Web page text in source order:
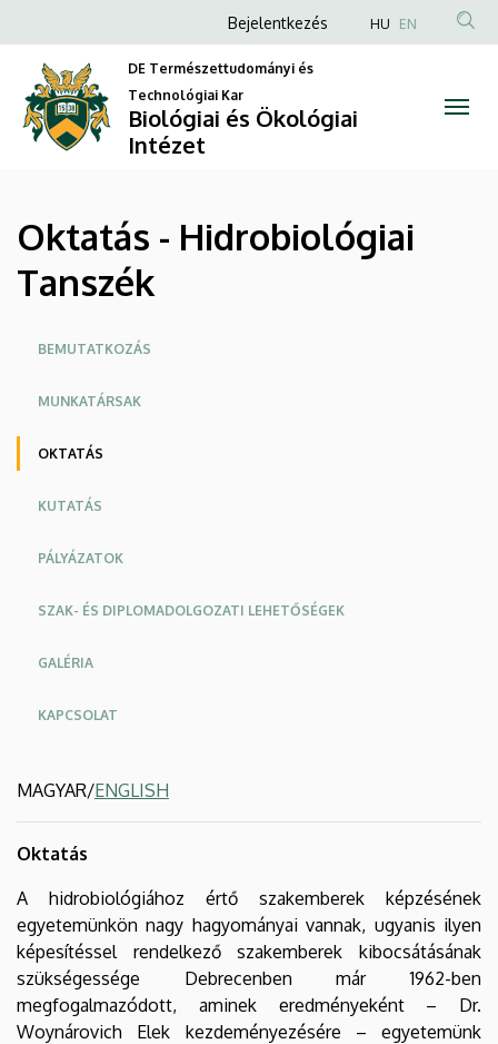
Hidrobiológiai
Tanszék
Biológiai
és
Ökológiai
Intézet
a
tartalomra
Anonim
Felhasználói
fiók
menüje
Bejelentkezés HU EN
DE Természettudományi és
Technológiai Kar
Biológiai és Ökológiai
Intézet
Oktatás - Hidrobiológiai
Tanszék
Oldalmenü
BEMUTATKOZÁS
MUNKATÁRSAK
OKTATÁS
KUTATÁS
PÁLYÁZATOK
SZAK- ÉS DIPLOMADOLGOZATI LEHETŐSÉGEK
GALÉRIA
KAPCSOLAT
MAGYAR/ENGLISH
Oktatás
A hidrobiológiához értő szakemberek képzésének
egyetemünkön nagy hagyományai vannak, ugyanis ilyen
képesítéssel rendelkező szakemberek kibocsátásának
szükségessége Debrecenben már 1962-ben
megfogalmazódott, aminek eredményeként – Dr.
Woynárovich Elek kezdeményezésére – egyetemünk